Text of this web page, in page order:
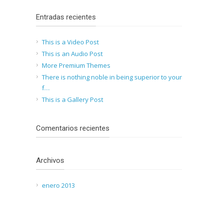
Entradas recientes
This is a Video Post
This is an Audio Post
More Premium Themes
There is nothing noble in being superior to your
f…
This is a Gallery Post
Comentarios recientes
Archivos
enero 2013